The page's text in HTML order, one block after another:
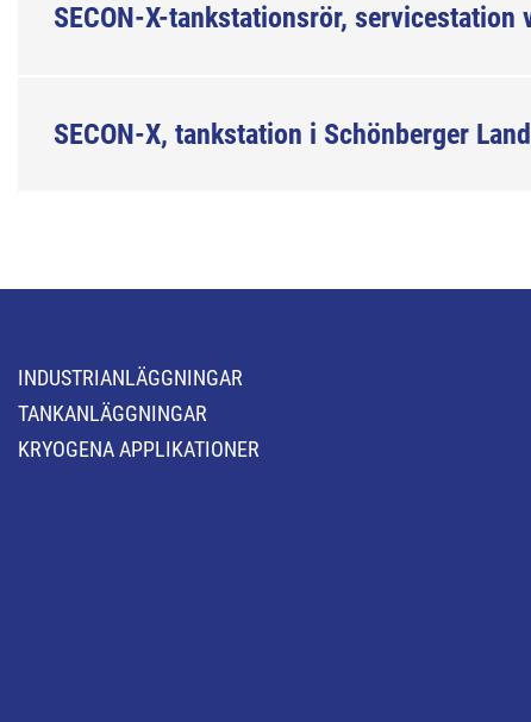
SECON-X-tankstationsrör,
SECON-X, tankstation i Schönberger
INDUSTRIANLÄGGNINGAR
TANKANLÄGGNINGAR
KRYOGENA APPLIKATIONER